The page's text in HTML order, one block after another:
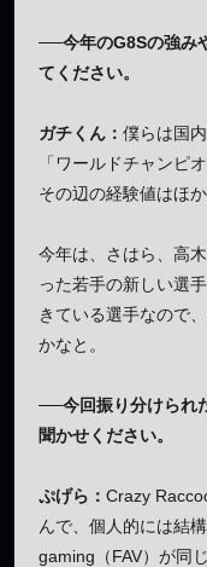
──今年のG8Sの強み
てください。
ガチくん： 僕らは国
「ワールドチャンピ
その辺の経験値はほ
今年は、さはら、高
った若手の新しい選
きている選手なので
かなと。
──今回振り分けられ
聞かせください。
ぷげら： Crazy
んで、個人的には結
gaming（FAV）が同